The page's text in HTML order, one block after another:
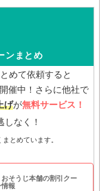
ンまとめ
めて依頼すると
催中！さらに他社で
げが無料サービス！
しなく！
とめています。
おそうじ本舗の割引クー
報